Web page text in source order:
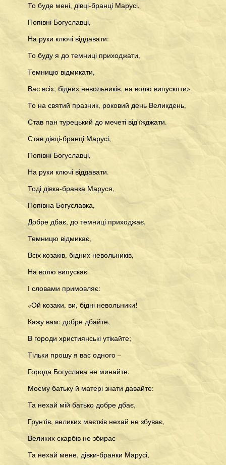
То буде мені, дівці-бранці Марусі,
Попівні Богуславці,
На руки ключі віддавати:
То буду я до темниці приходжати,
Темницю відмикати,
Вас всіх, бідних невольників, на волю випускпти».
То на святий празник, роковий день Великдень,
Став пан турецький до мечеті від'їжджати.
Став дівці-бранці Марусі,
Попівні Богуславці,
На руки ключі віддавати.
Тоді дівка-бранка Маруся,
Попівна Богуславка,
Добре дбає, до темниці приходжає,
Темницю відмикає,
Всіх козаків, бідних невольників,
На волю випускає
І словами примовляє:
«Ой козаки, ви, бідні невольники!
Кажу вам: добре дбайте,
В городи християнські утікайте;
Тільки прошу я вас одного –
Города Богуслава не минайте.
Моєму батьку й матері знати давайте:
Та нехай мій батько добре дбає,
Грунтів, великих маєтків нехай не збуває,
Великих скарбів не збирає
Та нехай мене, дівки-бранки Марусі,